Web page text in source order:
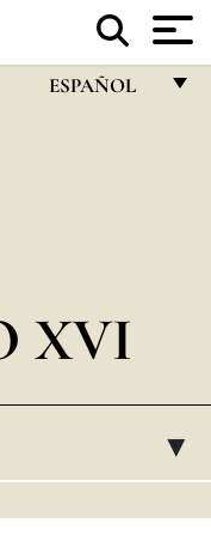
ESPAÑOL
ESPAÑOL
DEUTSCH
POLSKI
XVI
▸